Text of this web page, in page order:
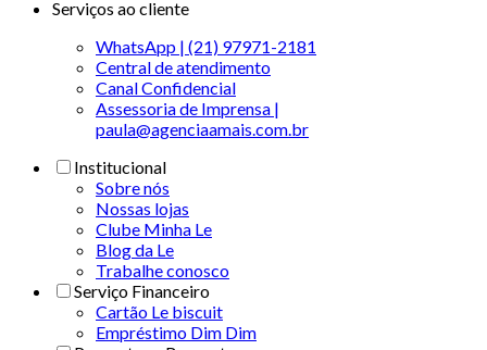
Serviços ao cliente
WhatsApp | (21) 97971-2181
Central de atendimento
Canal Confidencial
Assessoria de Imprensa |
paula@agenciaamais.com.br
Institucional
Sobre nós
Nossas lojas
Clube Minha Le
Blog da Le
Trabalhe conosco
Serviço Financeiro
Cartão Le biscuit
Empréstimo Dim Dim